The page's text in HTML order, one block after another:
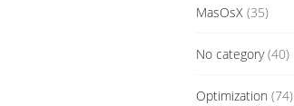
MasOsX(35)
No category(40)
Optimization (74)